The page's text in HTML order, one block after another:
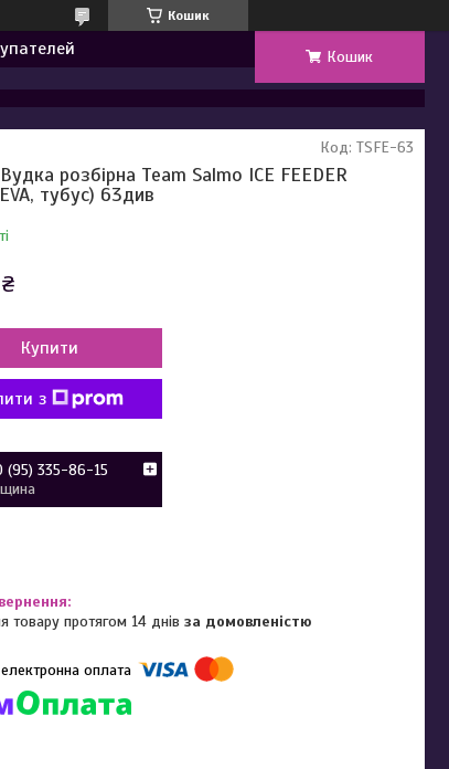
Кошик
Кошик
розбірна Team Salmo ICE FEEDER
тубус) 63див
Код: TSFE-63
Купити
з
(95) 335-86-15
товару протягом 14 днівза домовленістю